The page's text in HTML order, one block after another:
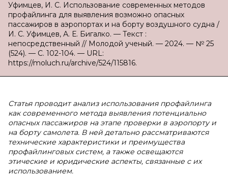
Уфимцев, И. С. Использование современных методов
профайлинга для выявления возможно опасных
пассажиров в аэропортах и на борту воздушного судна /
И. С. Уфимцев, А. Е. Бигалко. — Текст :
непосредственный // Молодой ученый. — 2024. — № 25
(524). — С. 102-104. — URL:
https://moluch.ru/archive/524/115816.
Статья проводит анализ использования профайлинга
как современного метода выявления потенциально
опасных пассажиров на этапе проверки в аэропорту и
на борту самолета. В ней детально рассматриваются
технические характеристики и преимущества
профайлинговых систем, а также освещаются
этические и юридические аспекты, связанные с их
использованием.